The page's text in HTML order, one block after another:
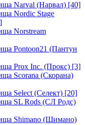
Narval (Нарвал) [40]
Nordic Stage
Norstream
Pontoon21 (Пантун
Prox Inc. (Прокс) [3]
Scorana (Скорана)
Select (Селект) [20]
SL Rods (СЛ Родс)
Shimano (Шимано)